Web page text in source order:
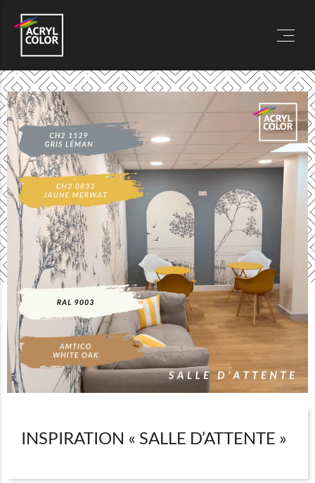
INSPIRATION « SALLE D’ATTENTE »